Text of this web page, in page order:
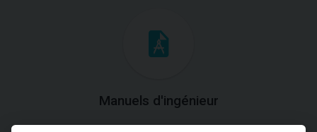
Manuels d'ingénieur